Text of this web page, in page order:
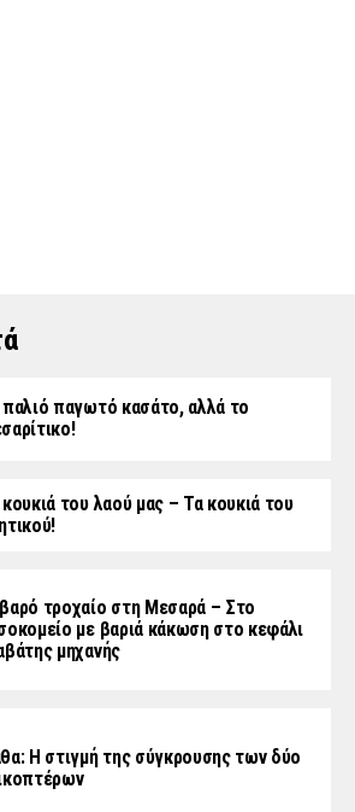
παγωτό κασάτο, αλλά το
του λαού μας – Τα κουκιά του
τροχαίο στη Μεσαρά – Στο
με βαριά κάκωση στο κεφάλι
μηχανής
Η στιγμή της σύγκρουσης των δύο